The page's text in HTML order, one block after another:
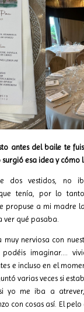
antes del baile te
surgió esa idea y cómo
dos vestidos, no
tenía, por lo
propuse a mi madre
ver qué pasaba.
muy nerviosa con
imaginar….
e incluso en el
varias veces si
yo me iba a
con cosas así. El pelo